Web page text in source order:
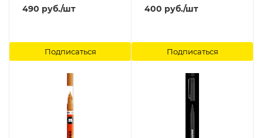
490 руб./шт
Подписаться
400 руб./шт
Подписаться